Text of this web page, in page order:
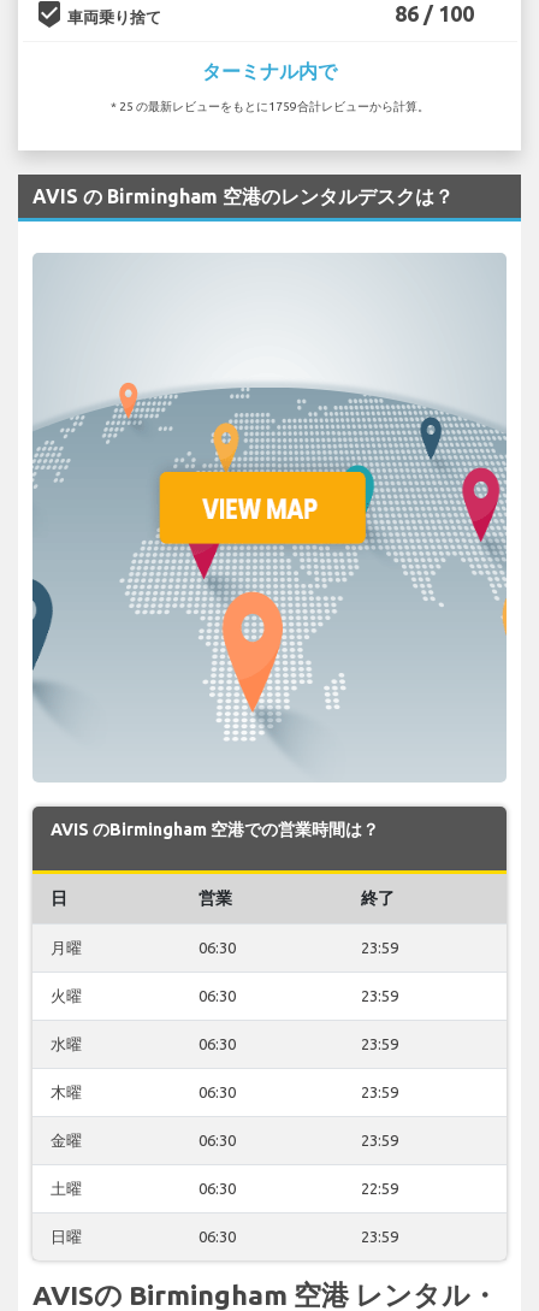
beenhere 車両乗り捨て 86 / 100
ターミナル内で
* 25 の最新レビューをもとに1759合計レビューから計算。
AVIS の Birmingham 空港のレンタルデスクは？
AVIS のBirmingham 空港での営業時間は？
日 営業 終了
月曜 06:30 23:59
火曜 06:30 23:59
水曜 06:30 23:59
木曜 06:30 23:59
金曜 06:30 23:59
土曜 06:30 22:59
日曜 06:30 23:59
AVISの Birmingham 空港 レンタル・